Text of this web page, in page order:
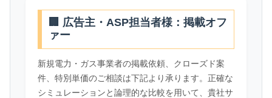
🏢 広告主・ASP担当者様：掲載オフ
ァー
新規電力・ガス事業者の掲載依頼、クローズド案
件、特別単価のご相談は下記より承ります。正確な
シミュレーションと論理的な比較を用いて、貴社サ